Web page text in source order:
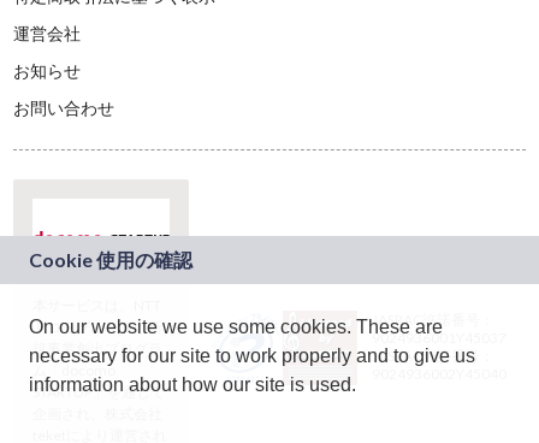
運営会社
お知らせ
お問い合わせ
ドコモグループの新
規事業創出プログラ
ム「docomo
STARTUP」を通じて
JASRAC許諾番号：
9024936001Y45037
JASRAC許諾番号：
On our website we use some cookies. These are
necessary for our site to work properly and to give us
information about how our site is used.